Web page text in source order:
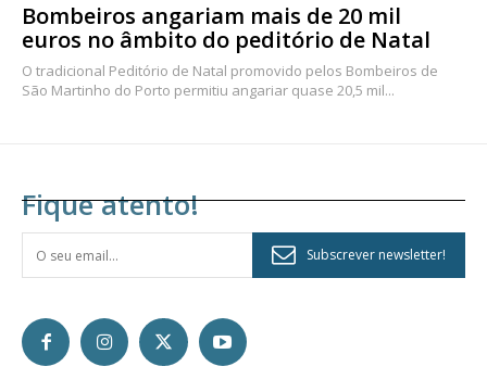
Bombeiros angariam mais de 20 mil
euros no âmbito do peditório de Natal
O tradicional Peditório de Natal promovido pelos Bombeiros de
São Martinho do Porto permitiu angariar quase 20,5 mil...
Fique atento!
Subscrever newsletter!